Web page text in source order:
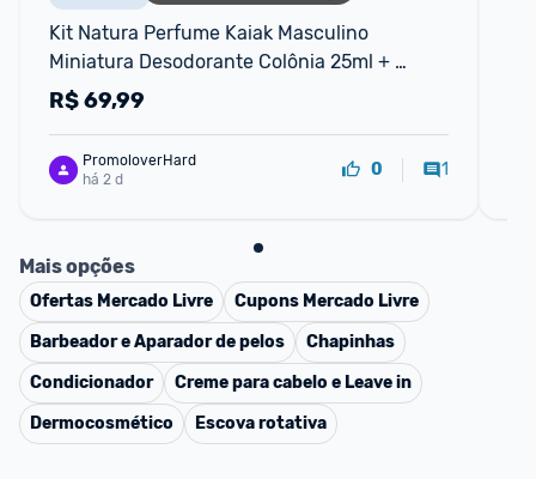
Kit Natura Perfume Kaiak Masculino
Miniatura Desodorante Colônia 25ml +
Shampoo Cabelo e Corpo 125ml Original
R$69,99
PromoloverHard
há 2 d
0 1
Mais opções
Ofertas Mercado Livre Cupons Mercado Livre
Barbeador e Aparador de pelos
Chapinhas
Condicionador
Creme para cabelo e Leave in
Dermocosmético
Escova rotativa